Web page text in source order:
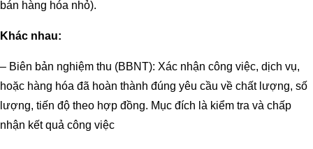
bán hàng hóa nhỏ).
Khác nhau:
– Biên bản nghiệm thu (BBNT): Xác nhận công việc, dịch vụ,
hoặc hàng hóa đã hoàn thành đúng yêu cầu về chất lượng, số
lượng, tiến độ theo hợp đồng. Mục đích là kiểm tra và chấp
nhận kết quả công việc